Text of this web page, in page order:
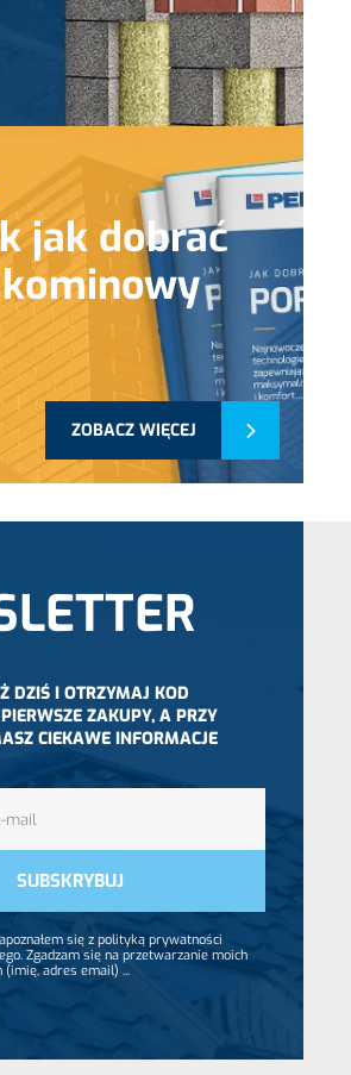
jak dobrać
ZOBACZ WIĘCEJ
DZIŚ I OTRZYMAJ KOD
ZAKUPY, A PRZY
CIEKAWE INFORMACJE
się z polityką prywatności
Zgadzam się na przetwarzanie moich
(imię, adres email) ...